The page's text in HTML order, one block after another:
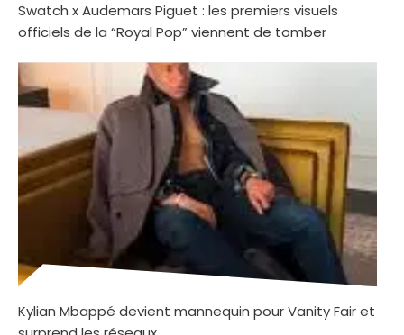
Swatch x Audemars Piguet : les premiers visuels
officiels de la “Royal Pop” viennent de tomber
Kylian Mbappé devient mannequin pour Vanity Fair et